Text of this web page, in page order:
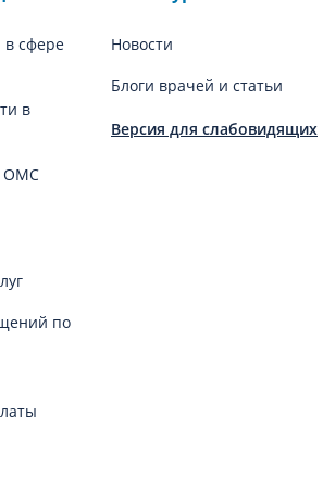
в сфере
в
ОМС
по
Новости
Блоги врачей и статьи
Версия для слабовидящих